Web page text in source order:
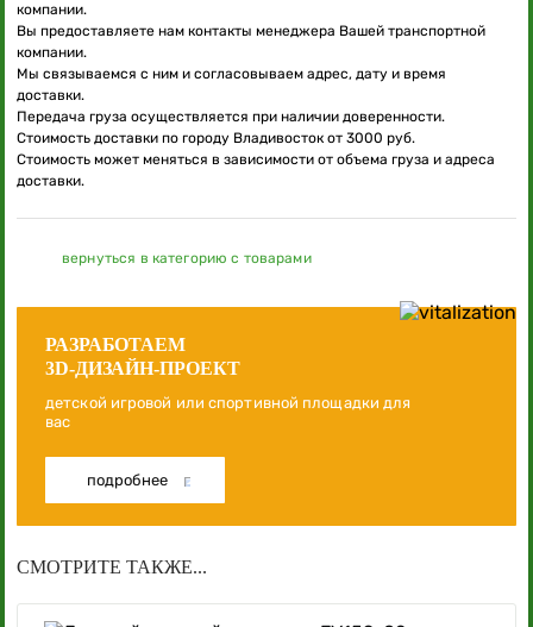
компании.
Вы предоставляете нам контакты менеджера Вашей транспортной
компании.
Мы связываемся с ним и согласовываем адрес, дату и время
доставки.
Передача груза осуществляется при наличии доверенности.
Стоимость доставки по городу Владивосток от 3000 руб.
Стоимость может меняться в зависимости от объема груза и адреса
доставки.
вернуться в категорию с товарами
РАЗРАБОТАЕМ
3D-ДИЗАЙН-ПРОЕКТ
детской игровой или спортивной площадки для
вас
подробнее
СМОТРИТЕ ТАКЖЕ...